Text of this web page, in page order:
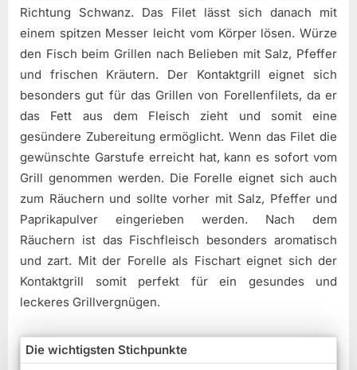
Richtung Schwanz. Das Filet lässt sich danach mit
einem spitzen Messer leicht vom Körper lösen. Würze
den Fisch beim Grillen nach Belieben mit Salz, Pfeffer
und frischen Kräutern. Der Kontaktgrill eignet sich
besonders gut für das Grillen von Forellenfilets, da er
das Fett aus dem Fleisch zieht und somit eine
gesündere Zubereitung ermöglicht. Wenn das Filet die
gewünschte Garstufe erreicht hat, kann es sofort vom
Grill genommen werden. Die Forelle eignet sich auch
zum Räuchern und sollte vorher mit Salz, Pfeffer und
Paprikapulver eingerieben werden. Nach dem
Räuchern ist das Fischfleisch besonders aromatisch
und zart. Mit der Forelle als Fischart eignet sich der
Kontaktgrill somit perfekt für ein gesundes und
leckeres Grillvergnügen.
Die wichtigsten Stichpunkte